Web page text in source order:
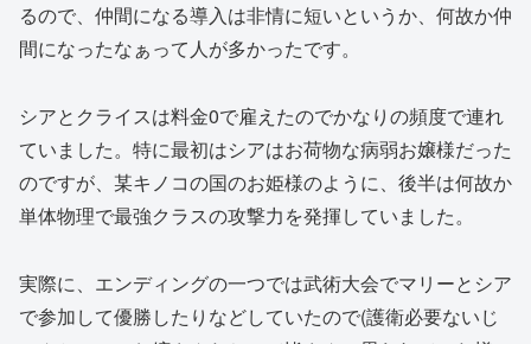
るので、仲間になる導入は非情に短いというか、何故か仲
間になったなぁって人が多かったです。
シアとクライスは料金0で雇えたのでかなりの頻度で連れ
ていました。特に最初はシアはお荷物な病弱お嬢様だった
のですが、某キノコの国のお姫様のように、後半は何故か
単体物理で最強クラスの攻撃力を発揮していました。
実際に、エンディングの一つでは武術大会でマリーとシア
で参加して優勝したりなどしていたので(護衛必要ないじ